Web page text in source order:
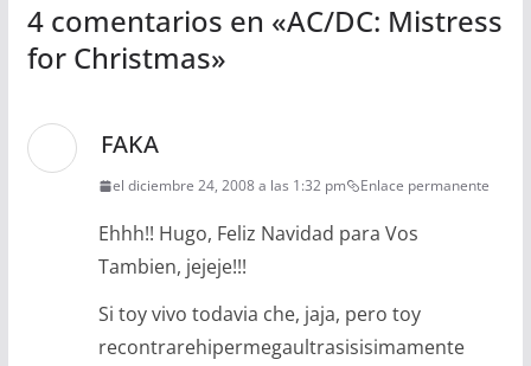
4 comentarios en «AC/DC: Mistress
for Christmas»
FAKA
el diciembre 24, 2008 a las 1:32 pm Enlace permanente
Ehhh!! Hugo, Feliz Navidad para Vos
Tambien, jejeje!!!
Si toy vivo todavia che, jaja, pero toy
recontrarehipermegaultrasisisimamente